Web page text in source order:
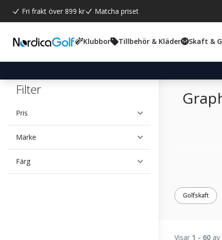
Fri frakt över 899 kr Matcha priset
Klubbor Tillbehör & Kläder Skaft &
Filter
Pris
Märke
Färg
Golfskaft
Visar 1 - 60